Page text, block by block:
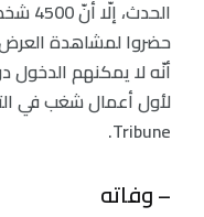
حضروا لمشاهدة
أنّه لا يمكنهم الدخول
Tribune.
– وفاته